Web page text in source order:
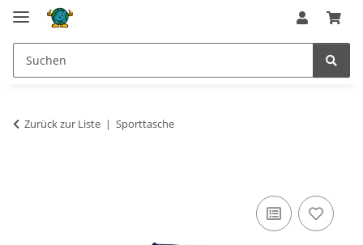
Zurück zur Liste Sporttasche